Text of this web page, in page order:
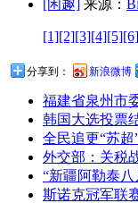
[闲趣] 来源：
[1][2][3][4][5][6]
分享到： 新浪微博
福建省泉州市
韩国大选投票
全民追更“苏超
外交部：关税
“新疆阿勒泰
斯诺克冠军联